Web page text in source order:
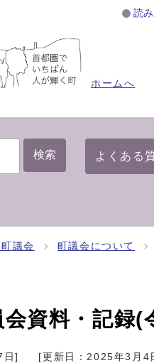
読
ホームへ
検索 よくある
議会 町議会について
資料・記録(
日] [更新日：2025年3月4